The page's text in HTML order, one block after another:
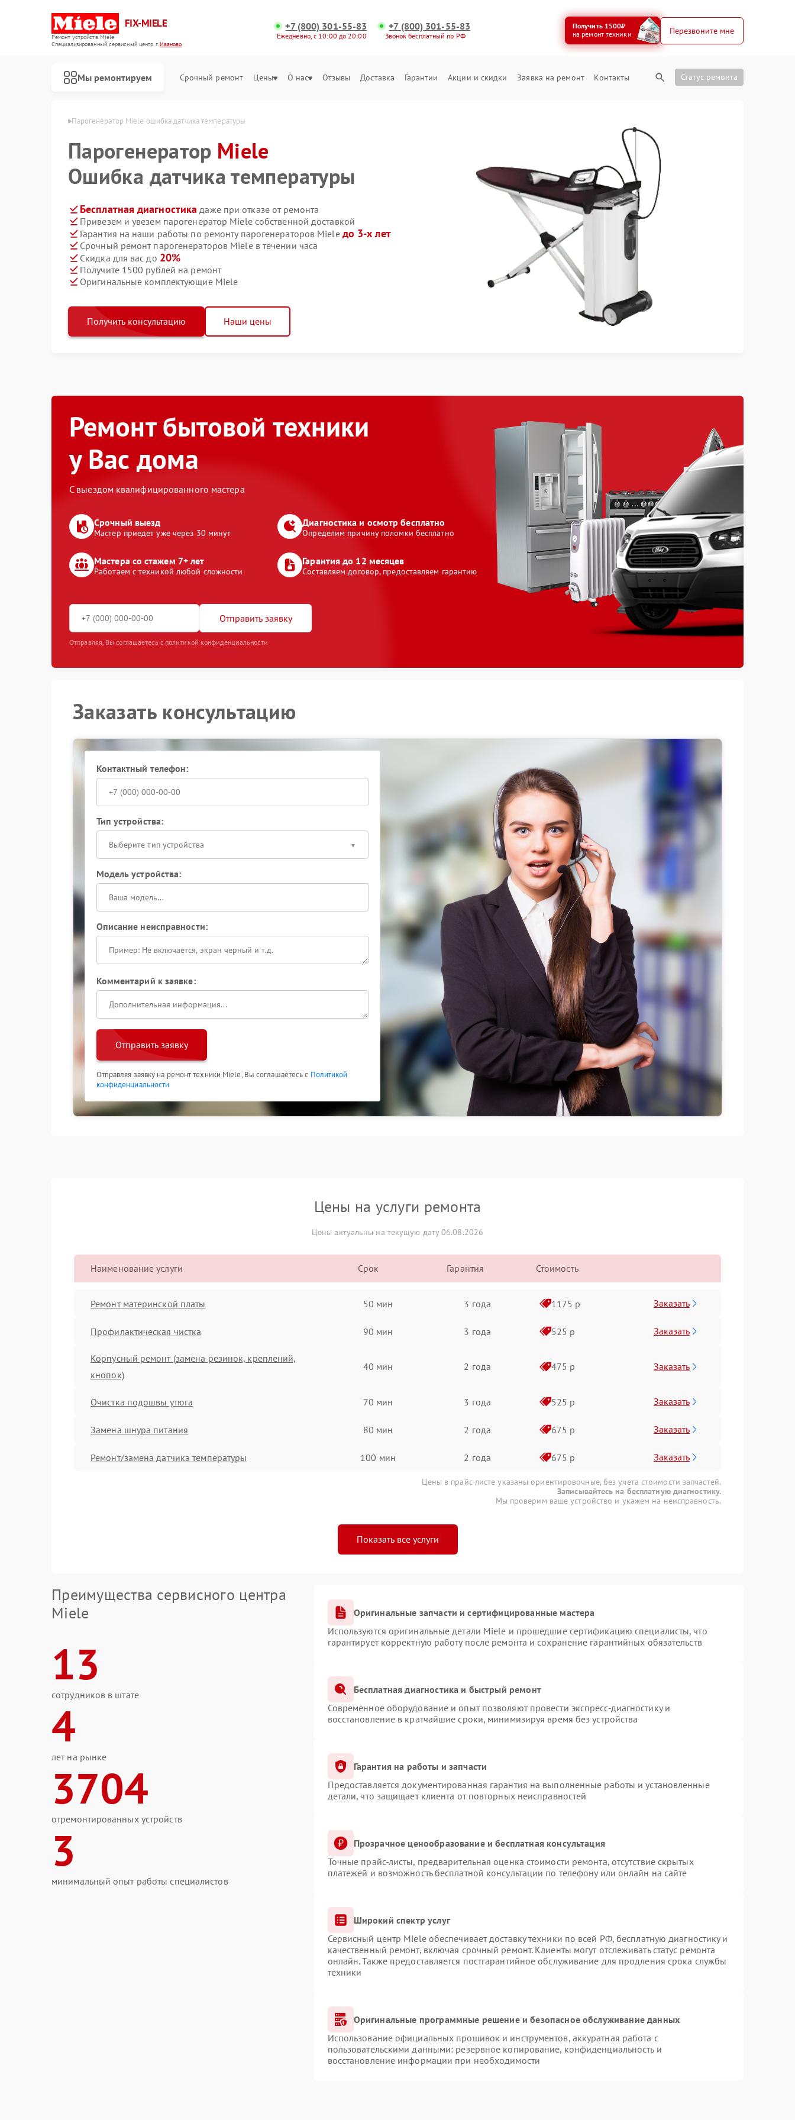
FIX-MIELE
Ремонт устройств Miele
Специализированный cервисный центр г.Иваново
+7 (800) 301-55-83
Ежедневно, с 10:00 до 20:00
+7 (800) 301-55-83
Звонок бесплатный по РФ
Получить 1500₽
на ремонт техники
Перезвоните мне
Мы ремонтируем Срочный ремонт Цены О нас Отзывы Доставка Гарантии Акции и скидки Заявка на ремонт Контакты Статус ремонта
Парогенератор Miele ошибка датчика температуры
Парогенератор Miele
Ошибка датчика температуры
Бесплатная диагностика даже при отказе от ремонта
Привезем и увезем парогенератор Miele собственной доставкой
Гарантия на наши работы по ремонту парогенераторов Miele до 3-х лет
Срочный ремонт парогенераторов Miele в течении часа
Скидка для вас до 20%
Получите 1500 рублей на ремонт
Оригинальные комплектующие Miele
Получить консультацию Наши цены
Ремонт бытовой техники
у Вас дома
С выездом квалифицированного мастера
Срочный выезд
Мастер приедет уже через 30 минут
Диагностика и осмотр бесплатно
Определим причину поломки бесплатно
Мастера со стажем 7+ лет
Работаем с техникой любой сложности
Гарантия до 12 месяцев
Составляем договор, предоставляем гарантию
Отправить заявку
Отправляя, Вы соглашаетесь с политикой конфиденциальности
Заказать консультацию
Контактный телефон:
Тип устройства:
Выберите тип устройства
Модель устройства:
Описание неисправности:
Комментарий к заявке:
Отправить заявку
Отправляя заявку на ремонт техники Miele, Вы соглашаетесь с Политикой
конфиденциальности
Цены на услуги ремонта
Цены актуальны на текущую дату 06.08.2026
Наименование услуги Срок Гарантия Стоимость
Ремонт материнской платы 50 мин 3 года 1175 р Заказать
Профилактическая чистка 90 мин 3 года 525 р Заказать
Корпусный ремонт (замена резинок, креплений,
кнопок)
40 мин 2 года 475 р Заказать
Очистка подошвы утюга 70 мин 3 года 525 р Заказать
Замена шнура питания 80 мин 2 года 675 р Заказать
Ремонт/замена датчика температуры 100 мин 2 года 675 р Заказать
Цены в прайс-листе указаны ориентировочные, без учета стоимости запчастей.
Записывайтесь на бесплатную диагностику.
Мы проверим ваше устройство и укажем на неисправность.
Показать все услуги
Преимущества сервисного центра
Miele
13
сотрудников в штате
4
лет на рынке
3704
отремонтированных устройств
3
минимальный опыт работы специалистов
Оригинальные запчасти и сертифицированные мастера
Используются оригинальные детали Miele и прошедшие сертификацию специалисты, что
гарантирует корректную работу после ремонта и сохранение гарантийных обязательств
Бесплатная диагностика и быстрый ремонт
Современное оборудование и опыт позволяют провести экспресс-диагностику и
восстановление в кратчайшие сроки, минимизируя время без устройства
Гарантия на работы и запчасти
Предоставляется документированная гарантия на выполненные работы и установленные
детали, что защищает клиента от повторных неисправностей
Прозрачное ценообразование и бесплатная консультация
Точные прайс-листы, предварительная оценка стоимости ремонта, отсутствие скрытых
платежей и возможность бесплатной консультации по телефону или онлайн на сайте
Широкий спектр услуг
Сервисный центр Miele обеспечивает доставку техники по всей РФ, бесплатную диагностику и
качественный ремонт, включая срочный ремонт. Клиенты могут отслеживать статус ремонта
онлайн. Также предоставляется постгарантийное обслуживание для продления срока службы
техники
Оригинальные программные решение и безопасное обслуживание данных
Использование официальных прошивок и инструментов, аккуратная работа с
пользовательскими данными: резервное копирование, конфиденциальность и
восстановление информации при необходимости